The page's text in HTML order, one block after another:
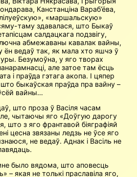
Канстанціна Вараб’ёва,
«маршальскую»
таму здавалася, што Быкаў
салдацкага подзвігу,
абмежаваны кавалак вайны,
ён ведаў так, як мала хто яшчэ ў
Безумоўна, у яго творах
але затое там ёсць
і праўда гэтага акопа. І цяпер
быкаўская праўда пра вайну –
вайны…
што проза ў Васіля часам
чытаючы яго «Доўгую дарогу
што з яго франтавой біяграфіяй
цесна звязаны ледзь не ўсе яго
не ведаў. Аднак і Васіль не
было вядома, што аповесць
– якая не толькі праславіла яго,